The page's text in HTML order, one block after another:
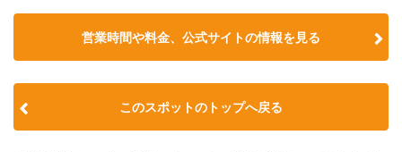
営業時間や料金、公式サイトの情報を見る
このスポットのトップへ戻る